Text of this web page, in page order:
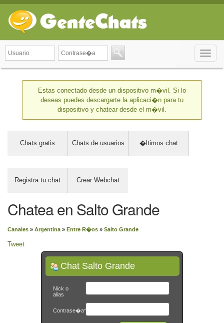
Toggle
Estas conectado desde un dispositivo m�vil. Si lo
deseas puedes descargarte la aplicaci�n para tu
dispositivo y chatear desde el m�vil.
Chats gratis Chats de usuarios �ltimos chat
Registra tu chat Crear Webchat
Chatea en Salto Grande
Canales » Argentina » Entre R�os » Salto Grande
Tweet
Chat Salto Grande
Nick o
alias
Contrase�a*